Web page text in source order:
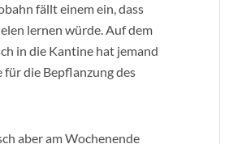
fällt einem ein, dass
lernen würde. Auf dem
in die Kantine hat jemand
für die Bepflanzung des
aber am Wochenende